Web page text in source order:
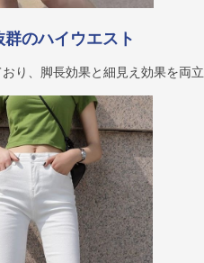
群のハイウエスト
り、脚長効果と細見え効果を両立